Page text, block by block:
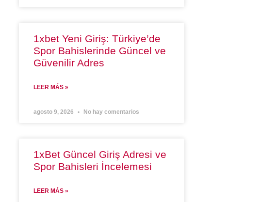
1xbet Yeni Giriş: Türkiye’de
Spor Bahislerinde Güncel ve
Güvenilir Adres
LEER MÁS »
agosto 9, 2026 No hay comentarios
1xBet Güncel Giriş Adresi ve
Spor Bahisleri İncelemesi
LEER MÁS »